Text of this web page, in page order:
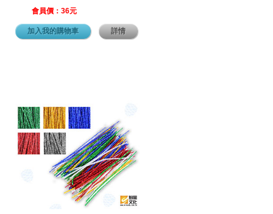
會員價：36元
加入我的購物車 詳情